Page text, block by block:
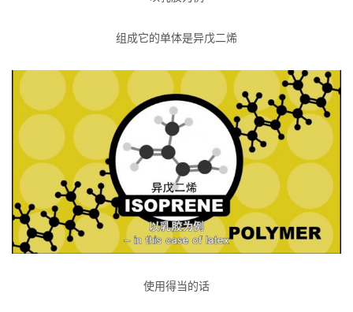
组成它的单体是异戊二烯
使用得当的话